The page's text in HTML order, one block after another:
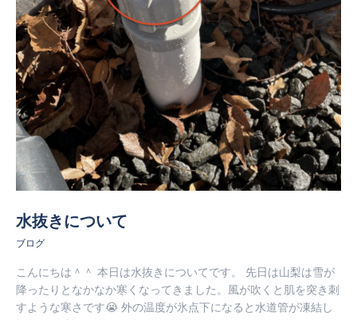
水抜きについて
ブログ
こんにちは＾＾ 本日は水抜きについてです。 先日は山梨は雪が
降ったりとなかなか寒くなってきました。風が吹くと肌を突き刺
すような寒さです😭 外の温度が氷点下になると水道管が凍結し